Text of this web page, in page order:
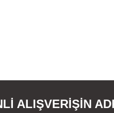
ALIŞVERİŞİN